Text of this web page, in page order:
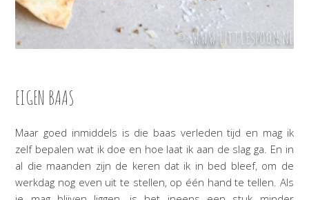
EIGEN BAAS
Maar goed inmiddels is die baas verleden tijd en mag ik
zelf bepalen wat ik doe en hoe laat ik aan de slag ga. En in
al die maanden zijn de keren dat ik in bed bleef, om de
werkdag nog even uit te stellen, op één hand te tellen. Als